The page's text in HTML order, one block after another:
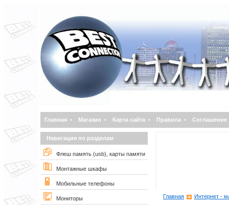
Главная • Магазин • Карта сайта • Правила • Соглашение
Навигация по разделам
Флеш память (usb), карты памяти
Монтажные шкафы
Мобильные телефоны
Мониторы Главная Интернет -